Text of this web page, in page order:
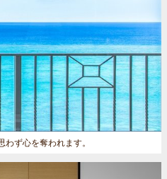
ず心を奪われます。